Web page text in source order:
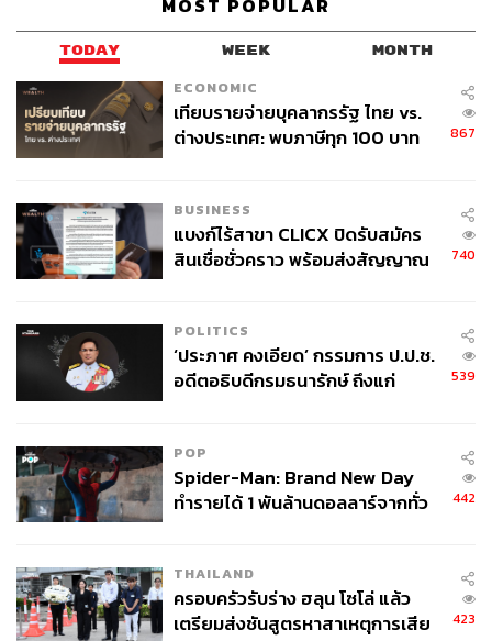
เรื่องนอกสนามยิ่งไม่น่าห่วง เพราะซานโชดีพอจะเป็น Poster
สั่งจองเสื้อก็อาจจะช่วยหักกลบลบหนี้ได้มากพอสมควรแล้ว
(เหมือนที่ยูเวนตุสแทบจะถอนทุนคืนได้ทันทีจากการจำหน่าย
เสื้อ คริสเตียโน โรนัลโด)
และด้วยความที่อายุยังน้อย นั่นหมายถึงทีมยังมีโอกาสที่จะ
ขายทำกำไรในอนาคต หรืออย่างน้อยก็ขาดทุนได้ยากมาก
และจุดนี้คือสิ่งที่ชัดเจนว่าการลงทุนกับซานโชนั้นแตกต่าง
จากการลงทุนกับ อเล็กซิส ซานเชซ อย่างสิ้นเชิง
พูดถึงตรงนี้ก็มีข่าวดีอีกอย่าง คือการที่แมนฯ ยูไนเต็ดใกล้จะ
ปล่อยตัวดาวเตะชิลีซึ่งเป็นปัญหาคาราคาซังของทีม เพราะ
รับค่าเหนื่อยสูงที่สุดถึง 390,000 ปอนด์ต่อสัปดาห์จนยากที่จะ
งานนี้แม้ว่าอินเตอร์ มิลานอาจจะไม่ยอมจ่ายค่าตัวให้แม้แต่
แดงเดียว แต่การที่รับอเล็กซิสไปดูแลเต็มๆ ก็ถือเป็นการแบ่ง
เบาภาระได้มากแล้ว และทำให้ทีมมีโอกาสที่จะขยับได้มาก
การลงทุนกับ จาดอน ซานโช ยังเป็นการสร้างความเชื่อมั่น
ให้แมนฯ ยูไนเต็ดสูงยิ่งขึ้นไปอีก หลังจากที่ทีมกำลังกลับมาอยู่
MOST POPULAR
TODAY WEEK MONTH
ECONOMIC
เทียบรายจ่ายบุคลากรรัฐ ไทย vs.
ต่างประเทศ: พบภาษีทุก 100 บาท
867
BUSINESS
แบงก์ไร้สาขา CLICX ปิดรับสมัคร
สินเชื่อชั่วคราว พร้อมส่งสัญญาณ
740
POLITICS
‘ประภาศ คงเอียด’ กรรมการ ป.ป.ช.
อดีตอธิบดีกรมธนารักษ์ ถึงแก่
539
POP
Spider-Man: Brand New Day
ทำรายได้ 1 พันล้านดอลลาร์จากทั่ว
442
THAILAND
ครอบครัวรับร่าง ฮลุน โซโล่ แล้ว
เตรียมส่งชันสูตรหาสาเหตุการเสีย
423